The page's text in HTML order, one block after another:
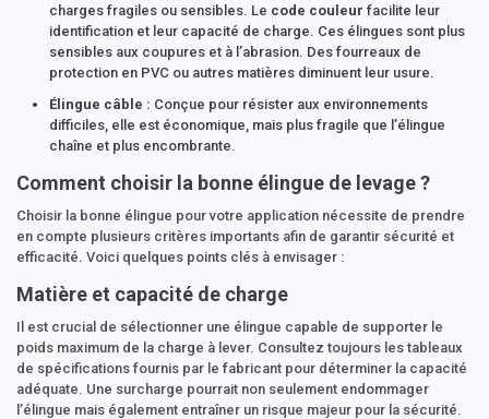
charges fragiles ou sensibles. Le code couleur facilite leur
identification et leur capacité de charge. Ces élingues sont plus
sensibles aux coupures et à l’abrasion. Des fourreaux de
protection en PVC ou autres matières diminuent leur usure.
Élingue câble : Conçue pour résister aux environnements
difficiles, elle est économique, mais plus fragile que l’élingue
chaîne et plus encombrante.
Comment choisir la bonne élingue de levage ?
Choisir la bonne élingue pour votre application nécessite de prendre
en compte plusieurs critères importants afin de garantir sécurité et
efficacité. Voici quelques points clés à envisager :
Matière et capacité de charge
Il est crucial de sélectionner une élingue capable de supporter le
poids maximum de la charge à lever. Consultez toujours les tableaux
de spécifications fournis par le fabricant pour déterminer la capacité
adéquate. Une surcharge pourrait non seulement endommager
l’élingue mais également entraîner un risque majeur pour la sécurité.